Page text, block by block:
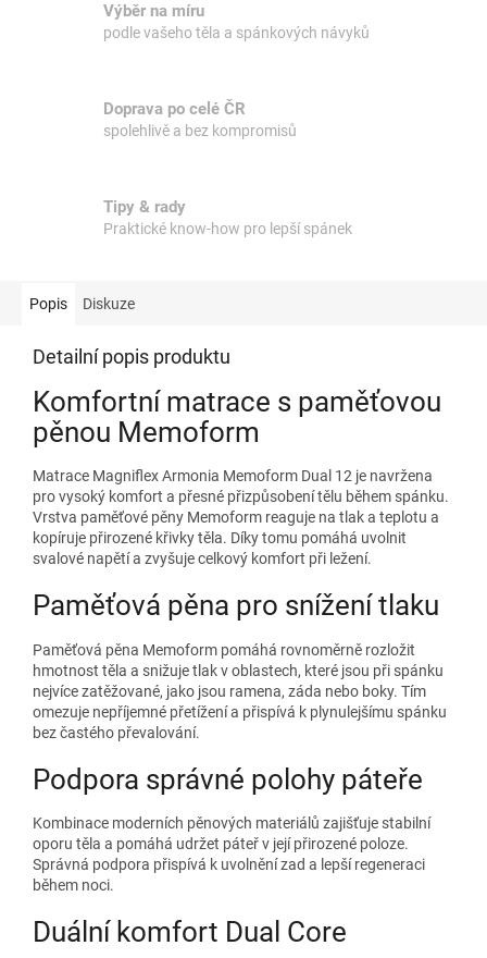
Výběr na míru
podle vašeho těla a spánkových návyků
Doprava po celé ČR
spolehlivě a bez kompromisů
Tipy & rady
Praktické know-how pro lepší spánek
Popis Diskuze
Detailní popis produktu
Komfortní matrace s paměťovou
pěnou Memoform
Matrace Magniflex Armonia Memoform Dual 12 je navržena
pro vysoký komfort a přesné přizpůsobení tělu během spánku.
Vrstva paměťové pěny Memoform reaguje na tlak a teplotu a
kopíruje přirozené křivky těla. Díky tomu pomáhá uvolnit
svalové napětí a zvyšuje celkový komfort při ležení.
Paměťová pěna pro snížení tlaku
Paměťová pěna Memoform pomáhá rovnoměrně rozložit
hmotnost těla a snižuje tlak v oblastech, které jsou při spánku
nejvíce zatěžované, jako jsou ramena, záda nebo boky. Tím
omezuje nepříjemné přetížení a přispívá k plynulejšímu spánku
bez častého převalování.
Podpora správné polohy páteře
Kombinace moderních pěnových materiálů zajišťuje stabilní
oporu těla a pomáhá udržet páteř v její přirozené poloze.
Správná podpora přispívá k uvolnění zad a lepší regeneraci
během noci.
Duální komfort Dual Core